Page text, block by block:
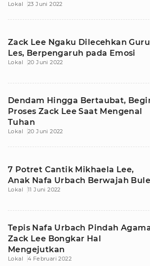
Lokal 23 Juni 2022
Zack Lee Ngaku Dilecehkan Guru
Les, Berpengaruh pada Emosi
Lokal 20 Juni 2022
Dendam Hingga Bertaubat,
Proses Zack Lee Saat Mengenal
Tuhan
Lokal 20 Juni 2022
7 Potret Cantik Mikhaela Lee,
Anak Nafa Urbach Berwajah Bule
Lokal 11 Juni 2022
Tepis Nafa Urbach Pindah
Zack Lee Bongkar Hal
Mengejutkan
Lokal 4 Februari 2022